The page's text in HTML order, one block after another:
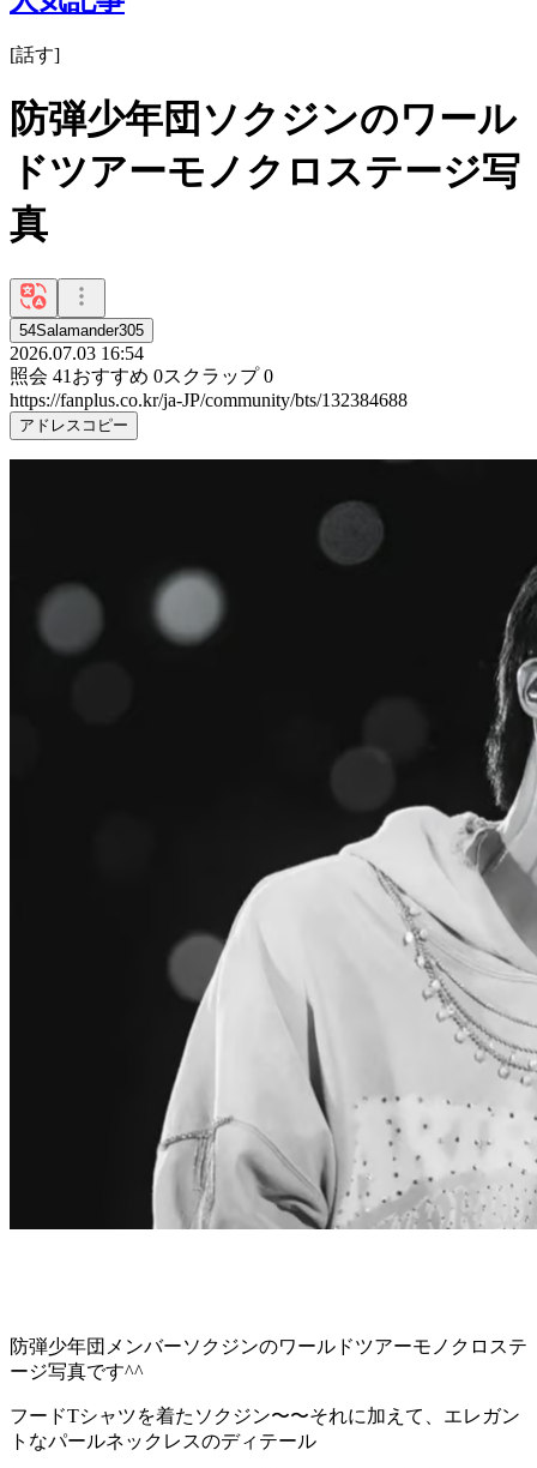
[話す]
防弾少年団ソクジンのワール
ドツアーモノクロステージ写
真
54Salamander305
2026.07.03 16:54
照会 41 おすすめ 0スクラップ 0
https://fanplus.co.kr/ja-JP/community/bts/132384688
アドレスコピー
防弾少年団メンバーソクジンのワールドツアーモノクロステ
ージ写真です^^
フードTシャツを着たソクジン〜〜それに加えて、エレガン
トなパールネックレスのディテール